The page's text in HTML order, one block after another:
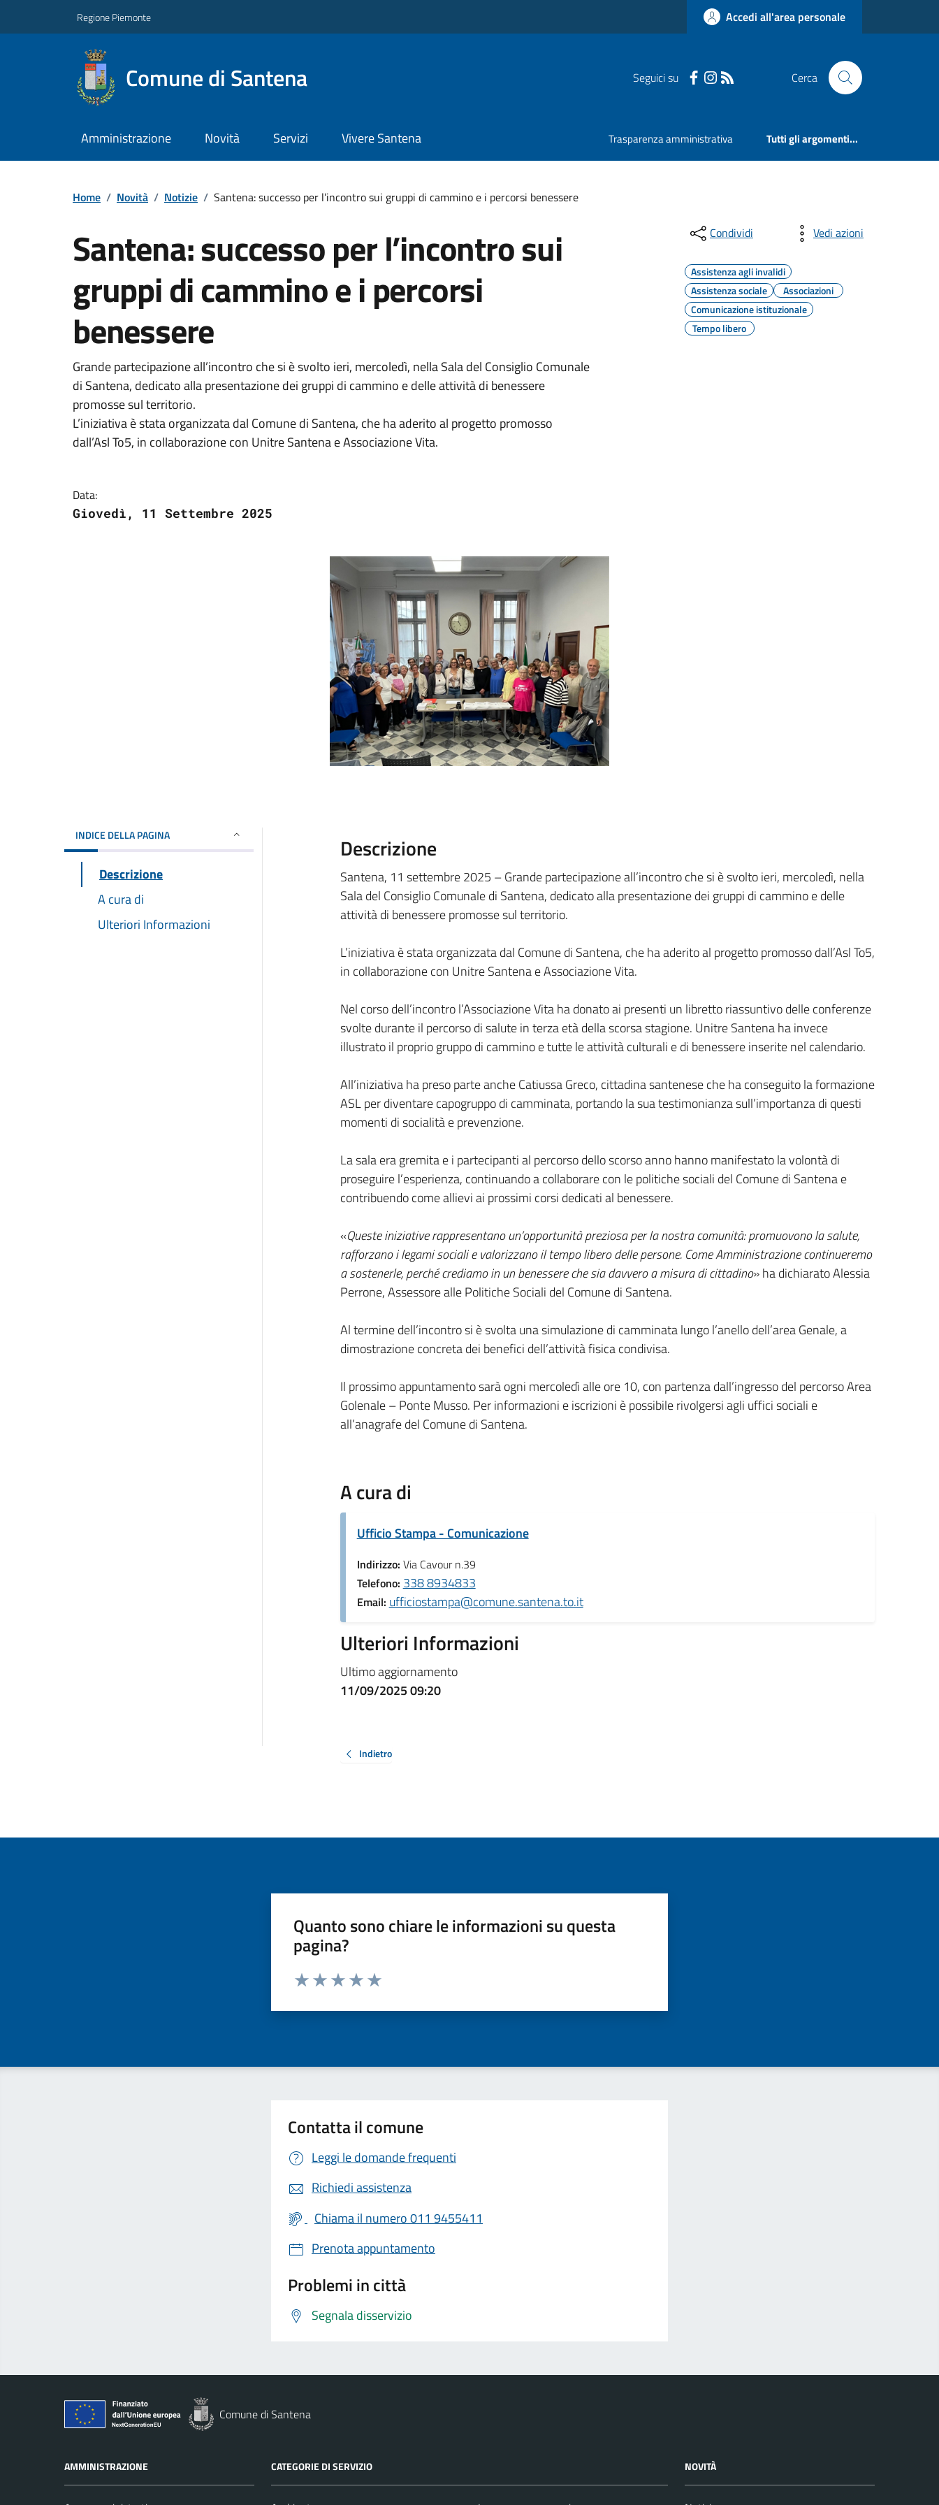
Regione Piemonte Accedi all'area personale
Comune di Santena Seguici su Cerca
Amministrazione Novità Servizi Vivere Santena Trasparenza amministrativa Tutti gli argomenti...
Home / Novità / Notizie / Santena: successo per l’incontro sui gruppi di cammino e i percorsi benessere
Santena: successo per l’incontro sui
gruppi di cammino e i percorsi
benessere
Grande partecipazione all’incontro che si è svolto ieri, mercoledì, nella Sala del Consiglio Comunale
di Santena, dedicato alla presentazione dei gruppi di cammino e delle attività di benessere
promosse sul territorio.
L’iniziativa è stata organizzata dal Comune di Santena, che ha aderito al progetto promosso
dall’Asl To5, in collaborazione con Unitre Santena e Associazione Vita.
Data:
Giovedì, 11 Settembre 2025
Condividi Vedi azioni
Assistenza agli invalidi
Assistenza sociale
Associazioni
Comunicazione istituzionale
Tempo libero
INDICE DELLA PAGINA
Descrizione
A cura di
Ulteriori Informazioni
Descrizione
Santena, 11 settembre 2025 – Grande partecipazione all’incontro che si è svolto ieri, mercoledì, nella
Sala del Consiglio Comunale di Santena, dedicato alla presentazione dei gruppi di cammino e delle
attività di benessere promosse sul territorio.
L’iniziativa è stata organizzata dal Comune di Santena, che ha aderito al progetto promosso dall’Asl To5,
in collaborazione con Unitre Santena e Associazione Vita.
Nel corso dell’incontro l’Associazione Vita ha donato ai presenti un libretto riassuntivo delle conferenze
svolte durante il percorso di salute in terza età della scorsa stagione. Unitre Santena ha invece
illustrato il proprio gruppo di cammino e tutte le attività culturali e di benessere inserite nel calendario.
All’iniziativa ha preso parte anche Catiussa Greco, cittadina santenese che ha conseguito la formazione
ASL per diventare capogruppo di camminata, portando la sua testimonianza sull’importanza di questi
momenti di socialità e prevenzione.
La sala era gremita e i partecipanti al percorso dello scorso anno hanno manifestato la volontà di
proseguire l’esperienza, continuando a collaborare con le politiche sociali del Comune di Santena e
contribuendo come allievi ai prossimi corsi dedicati al benessere.
«Queste iniziative rappresentano un’opportunità preziosa per la nostra comunità: promuovono la salute,
rafforzano i legami sociali e valorizzano il tempo libero delle persone. Come Amministrazione continueremo
a sostenerle, perché crediamo in un benessere che sia davvero a misura di cittadino» ha dichiarato Alessia
Perrone, Assessore alle Politiche Sociali del Comune di Santena.
Al termine dell’incontro si è svolta una simulazione di camminata lungo l’anello dell’area Genale, a
dimostrazione concreta dei benefici dell’attività fisica condivisa.
Il prossimo appuntamento sarà ogni mercoledì alle ore 10, con partenza dall’ingresso del percorso Area
Golenale – Ponte Musso. Per informazioni e iscrizioni è possibile rivolgersi agli uffici sociali e
all’anagrafe del Comune di Santena.
A cura di
Ufficio Stampa - Comunicazione
Indirizzo: Via Cavour n.39
Telefono: 338 8934833
Email: ufficiostampa@comune.santena.to.it
Ulteriori Informazioni
Ultimo aggiornamento
11/09/2025 09:20
Indietro
Quanto sono chiare le informazioni su questa
pagina?
Valuta da 1 a 5 stelle la pagina
Contatta il comune
Leggi le domande frequenti
Richiedi assistenza
Chiama il numero 011 9455411
Prenota appuntamento
Problemi in città
Segnala disservizio
Comune di Santena
AMMINISTRAZIONE CATEGORIE DI SERVIZIO NOVITÀ